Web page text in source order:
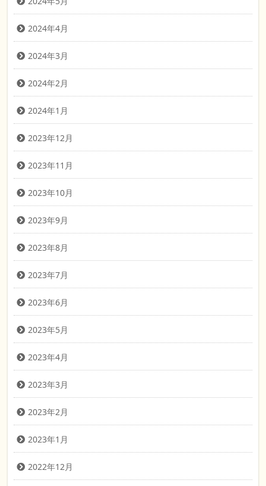
2024年4月
2024年3月
2024年2月
2024年1月
2023年12月
2023年11月
2023年10月
2023年9月
2023年8月
2023年7月
2023年6月
2023年5月
2023年4月
2023年3月
2023年2月
2023年1月
2022年12月